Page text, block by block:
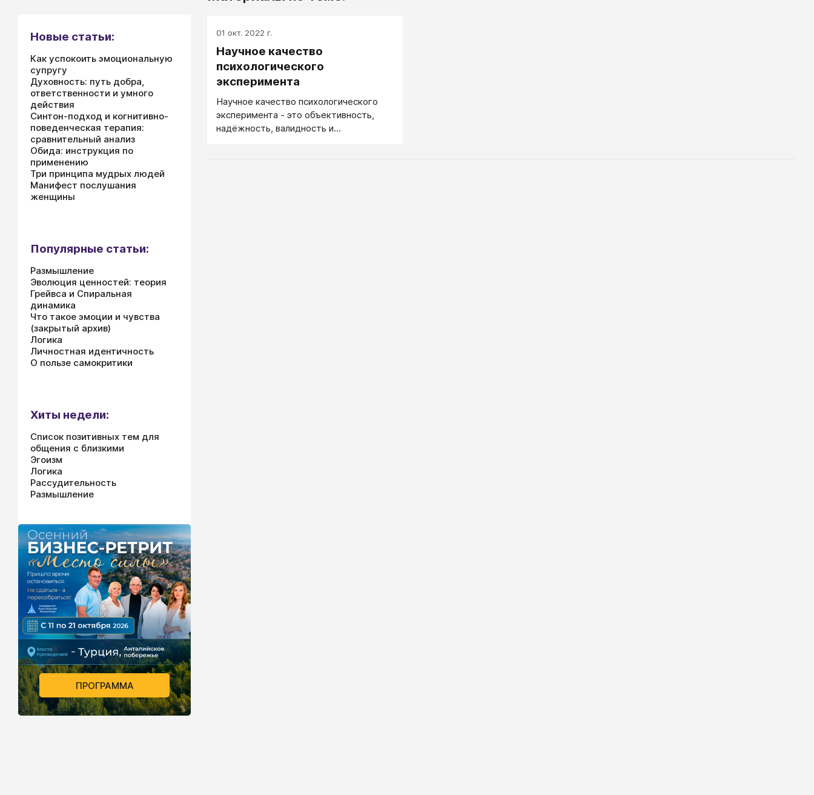
01 окт. 2022 г.
Научное качество
психологического
эксперимента
Научное качество психологического
эксперимента - это объективность,
надёжность, валидность и
Новые статьи:
Как успокоить эмоциональную
супругу
Духовность: путь добра,
ответственности и умного
действия
Синтон-подход и когнитивно-
поведенческая терапия:
сравнительный анализ
Обида: инструкция по
применению
Три принципа мудрых людей
Манифест послушания
женщины
Популярные статьи:
Размышление
Эволюция ценностей: теория
Грейвса и Спиральная
динамика
Что такое эмоции и чувства
(закрытый архив)
Логика
Личностная идентичность
О пользе самокритики
Хиты недели:
Список позитивных тем для
общения с близкими
Эгоизм
Логика
Рассудительность
Размышление
ПРОГРАММА